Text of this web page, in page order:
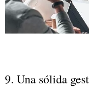
9. Una sólida